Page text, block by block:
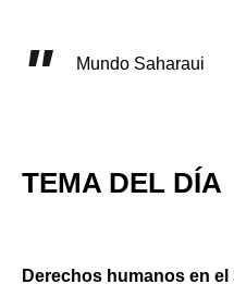
Mundo Saharaui
TEMA DEL DÍA
Derechos humanos en